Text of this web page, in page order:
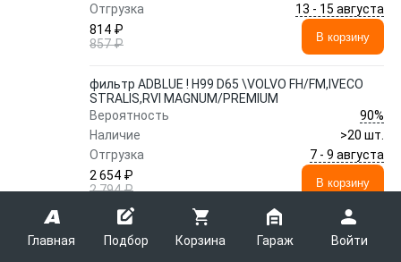
Главная Подбор Корзина Гараж Войти
Отгрузка
13 - 15 августа
814 ₽
857 ₽
В корзину
фильтр ADBLUE ! H99 D65 \VOLVO FH/FM,IVECO
STRALIS,RVI MAGNUM/PREMIUM
Вероятность
90%
Наличие
>20 шт.
Отгрузка
7 - 9 августа
2 654 ₽
2 794 ₽
В корзину
фильтр ADBLUE ! H99 D65 \VOLVO FH/FM,IVECO
STRALIS,RVI MAGNUM/PREMIUM